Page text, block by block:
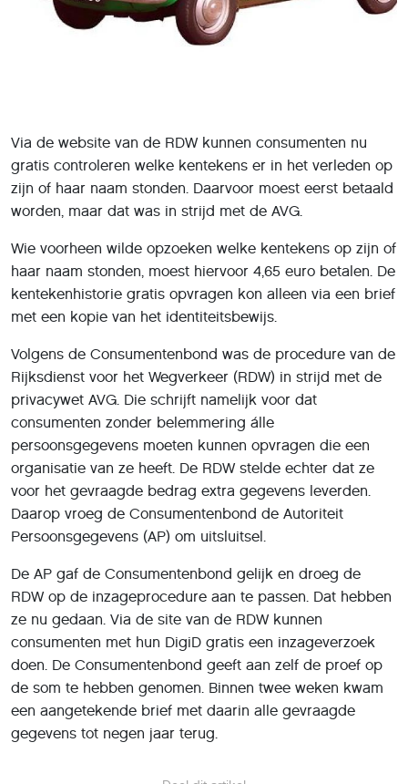
Via de website van de RDW kunnen consumenten nu
gratis controleren welke kentekens er in het verleden op
zijn of haar naam stonden. Daarvoor moest eerst betaald
worden, maar dat was in strijd met de AVG.
Wie voorheen wilde opzoeken welke kentekens op zijn of
haar naam stonden, moest hiervoor 4,65 euro betalen. De
kentekenhistorie gratis opvragen kon alleen via een brief
met een kopie van het identiteitsbewijs.
Volgens de Consumentenbond was de procedure van de
Rijksdienst voor het Wegverkeer (RDW) in strijd met de
privacywet AVG. Die schrijft namelijk voor dat
consumenten zonder belemmering álle
persoonsgegevens moeten kunnen opvragen die een
organisatie van ze heeft. De RDW stelde echter dat ze
voor het gevraagde bedrag extra gegevens leverden.
Daarop vroeg de Consumentenbond de Autoriteit
Persoonsgegevens (AP) om uitsluitsel.
De AP gaf de Consumentenbond gelijk en droeg de
RDW op de inzageprocedure aan te passen. Dat hebben
ze nu gedaan. Via de site van de RDW kunnen
consumenten met hun DigiD gratis een inzageverzoek
doen. De Consumentenbond geeft aan zelf de proef op
de som te hebben genomen. Binnen twee weken kwam
een aangetekende brief met daarin alle gevraagde
gegevens tot negen jaar terug.